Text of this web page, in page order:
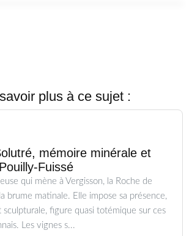
plus à ce sujet :
mémoire minérale et
Fuissé
qui mène à Vergisson, la Roche de
brume matinale. Elle impose sa présence,
sculpturale, figure quasi totémique sur ces
Les vignes s...